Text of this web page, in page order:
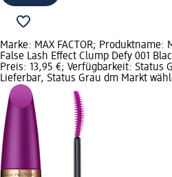
Marke: MAX FACTOR; Produktname:
False Lash Effect Clump Defy 001
Preis: 13,95 €; Verfügbarkeit: Status
Lieferbar, Status Grau dm Markt